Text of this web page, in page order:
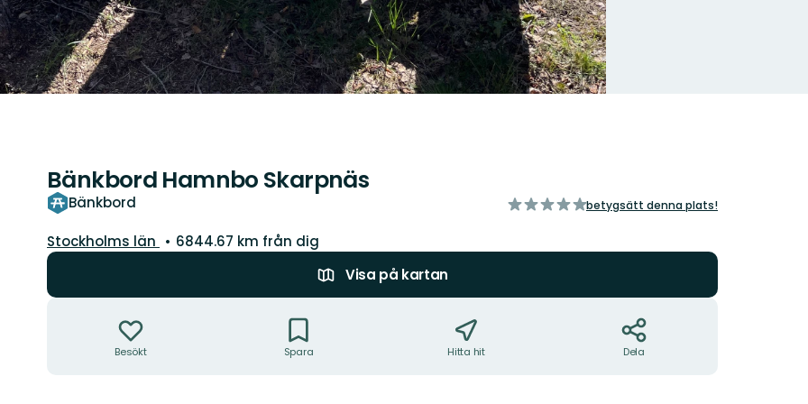
Bänkbord Hamnbo Skarpnäs
Bänkbord
av
betygsätt denna plats!
Län:
Stockholms län
6844.67 km från dig
Visa på kartan
Besökt Spara Hitta hit Dela